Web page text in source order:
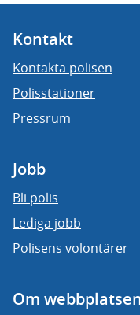
Kontakt
Kontakta polisen
Polisstationer
Pressrum
Jobb
Bli polis
Lediga jobb
Polisens volontärer
Om